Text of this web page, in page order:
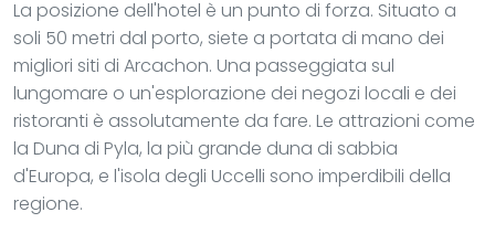
La posizione dell'hotel è un punto di forza. Situato a
soli 50 metri dal porto, siete a portata di mano dei
migliori siti di Arcachon. Una passeggiata sul
lungomare o un'esplorazione dei negozi locali e dei
ristoranti è assolutamente da fare. Le attrazioni come
la Duna di Pyla, la più grande duna di sabbia
d'Europa, e l'isola degli Uccelli sono imperdibili della
regione.